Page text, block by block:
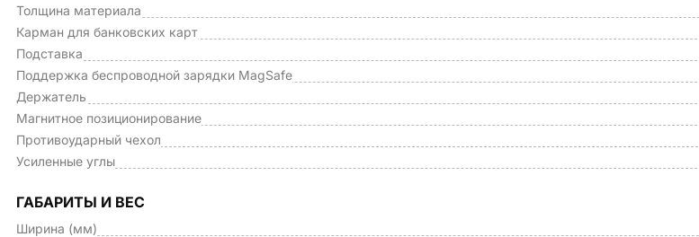
Толщина материала
Карман для банковских карт
Подставка
Поддержка беспроводной зарядки MagSafe
Держатель
Магнитное позиционирование
Противоударный чехол
Усиленные углы
ГАБАРИТЫ И ВЕС
Ширина (мм)